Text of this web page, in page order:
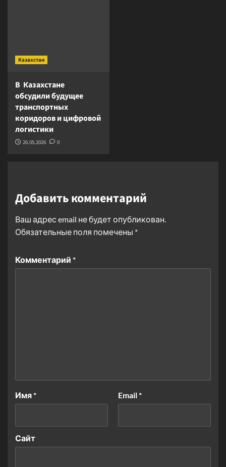
Казахстан
В Казахстане
обсудили будущее
транспортных
коридоров и цифровой
логистики
26.05.2026 0
Добавить комментарий
Ваш адрес email не будет опубликован.
Обязательные поля помечены *
Комментарий *
Имя* Email*
Сайт